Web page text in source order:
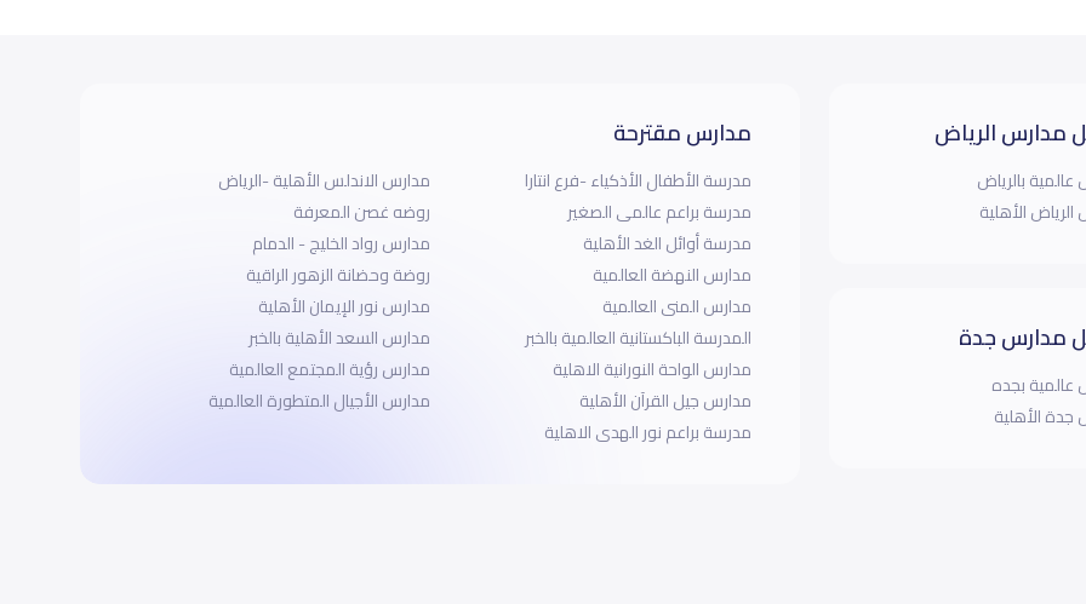
مدارس الرياض
بالرياض
الأهلية
مدارس جدة
بجده
الأهلية
مدارس مقترحة
مدرسة الأطفال الأذكياء -فرع انتارا
مدرسة براعم عالمى الصغير
مدرسة أوائل الغد الأهلية
مدارس النهضة العالمية
مدارس المنى العالمية
المدرسة الباكستانية العالمية بالخبر
مدارس الواحة النورانية الاهلية
مدارس جيل القرآن الأهلية
مدرسة براعم نور الهدى الاهلية
مدارس الاندلس الأهلية -الرياض
روضه غصن المعرفة
مدارس رواد الخليج - الدمام
روضة وحضانة الزهور الراقية
مدارس نور الإيمان الأهلية
مدارس السعد الأهلية بالخبر
مدارس رؤية المجتمع العالمية
مدارس الأجيال المتطورة العالمية